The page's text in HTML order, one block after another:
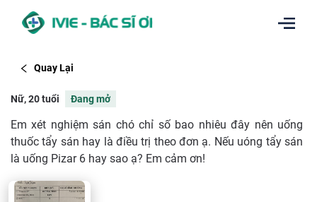
Quay Lại
Nữ, 20 tuổi Đang mở
Em xét nghiệm sán chó chỉ số bao nhiêu đây nên uống
thuốc tẩy sán hay là điều trị theo đơn ạ. Nếu uóng tẩy sán
là uống Pizar 6 hay sao ạ? Em cảm ơn!